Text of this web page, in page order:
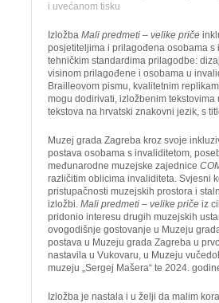
i uvećanom tisku
Izložba Mali predmeti – velike priče
posjetiteljima i prilagođena osobama
tehničkim standardima prilagodbe:
visinom prilagođene i osobama u
Brailleovom pismu, kvalitetnim
mogu dodirivati, izložbenim
tekstova na hrvatski znakovni jezik, s
Muzej grada Zagreba kroz svoje
postava osobama s invaliditetom,
međunarodne muzejske zajednice
različitim oblicima invaliditeta. Svjesni
pristupačnosti muzejskih prostora i
izložbi. Mali predmeti – velike priče iz
pridonio interesu drugih muzejskih
ovogodišnje gostovanje u Muzeju
postava u Muzeju grada Zagreba u
nastavila u Vukovaru, u Muzeju
muzeju „Sergej Mašera“ te 2024.
Izložba je nastala i u želji da malim